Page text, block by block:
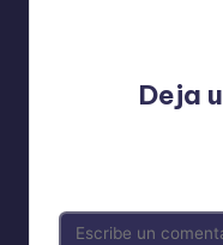
Deja